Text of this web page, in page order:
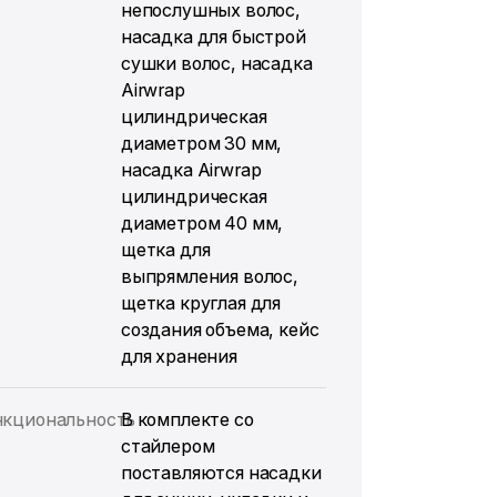
непослушных волос,
насадка для быстрой
сушки волос, насадка
Airwrap
цилиндрическая
диаметром 30 мм,
насадка Airwrap
цилиндрическая
диаметром 40 мм,
щетка для
выпрямления волос,
щетка круглая для
создания объема, кейс
для хранения
В комплекте со
стайлером
поставляются насадки